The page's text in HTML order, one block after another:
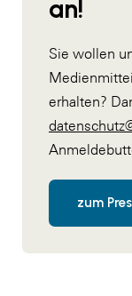
an!
Sie wollen
erhalten?
zum